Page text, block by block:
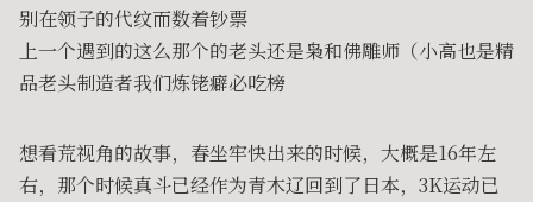
别在领子的代纹而数着钞票
上一个遇到的这么那个的老头还是枭和佛雕师（小高也是精
品老头制造者我们炼铑癖必吃榜
想看荒视角的故事，春坐牢快出来的时候，大概是16年左
右，那个时候真斗已经作为青木辽回到了日本，3K运动已